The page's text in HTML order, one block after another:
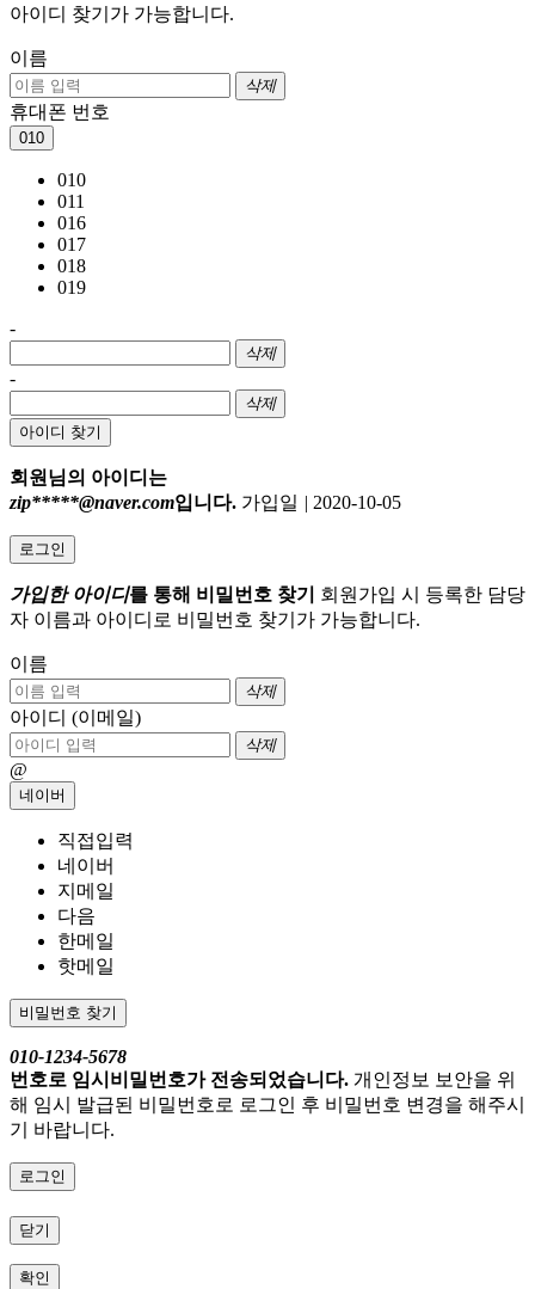
아이디 찾기가 가능합니다.
이름
삭제
휴대폰 번호
010
010
011
016
017
018
019
-
삭제
-
삭제
아이디 찾기
회원님의 아이디는
zip*****@naver.com입니다. 가입일 | 2020-10-05
로그인
가입한 아이디를 통해 비밀번호 찾기
회원가입 시 등록한 담당
자 이름과 아이디로 비밀번호 찾기가 가능합니다.
이름
삭제
아이디 (이메일)
삭제
@
네이버
직접입력
네이버
지메일
다음
한메일
핫메일
비밀번호 찾기
010-1234-5678
번호로 임시비밀번호가 전송되었습니다. 개인정보 보안을 위
해 임시 발급된 비밀번호로 로그인 후 비밀번호 변경을 해주시
기 바랍니다.
로그인
닫기
확인